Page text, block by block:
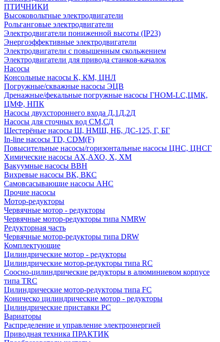
ПТИЧНИКИ
Высоковольтные электродвигатели
Рольганговые электродвигатели
Электродвигатели пониженной высоты (IP23)
Энергоэффективные электродвигатели
Электродвигатели с повышенным скольжением
Электродвигатели для привода станков-качалок
Насосы
Консольные насосы К, КМ, ЦНЛ
Погружные/скважные насосы ЭЦВ
Дренажные/фекальные погружные насосы ГНОМ-LC,ЦМК,
ЦМФ, НПК
Насосы двухстороннего входа Д,1Д,2Д
Насосы для сточных вод СМ,СД
Шестерёные насосы Ш, НМШ, НБ, ДС-125, Г, БГ
In-line насосы TD, CDM(F)
Повысительные насосы/горизонтальные насосы ЦНС, ЦНСГ
Химические насосы АХ,АХО, Х, ХМ
Вакуумные насосы ВВН
Вихревые насосы ВК, ВКС
Самовсасывающие насосы АНС
Прочие насосы
Мотор-редукторы
Червячные мотор - редукторы
Червячные мотор-редукторы типа NMRW
Редукторная часть
Червячные мотор-редукторы типа DRW
Комплектующие
Цилиндрические мотор - редукторы
Цилиндрические мотор-редукторы типа RC
Соосно-цилиндрические редукторы в алюминиевом корпусе
типа TRC
Цилиндрические мотор-редукторы типа FC
Коническо цилиндрические мотор - редукторы
Цилиндрические приставки PC
Вариаторы
Распределение и управление электроэнергией
Приводная техника ПРАКТИК